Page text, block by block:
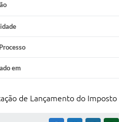
em
de Lançamento do